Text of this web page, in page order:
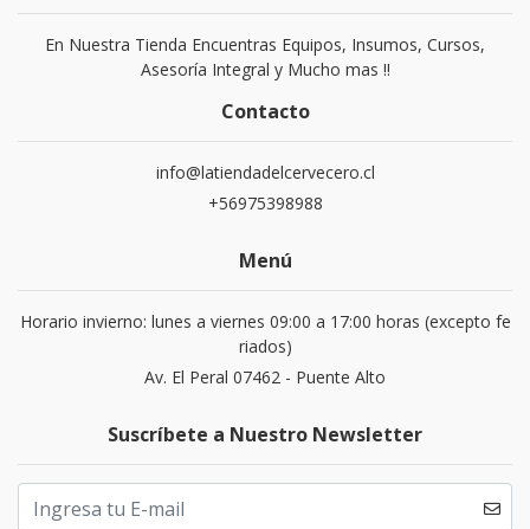
En Nuestra Tienda Encuentras Equipos, Insumos, Cursos,
Asesoría Integral y Mucho mas !!
Contacto
info@latiendadelcervecero.cl
+56975398988
Menú
Horario invierno: lunes a viernes 09:00 a 17:00 horas (excepto fe
riados)
Av. El Peral 07462 - Puente Alto
Suscríbete a Nuestro Newsletter